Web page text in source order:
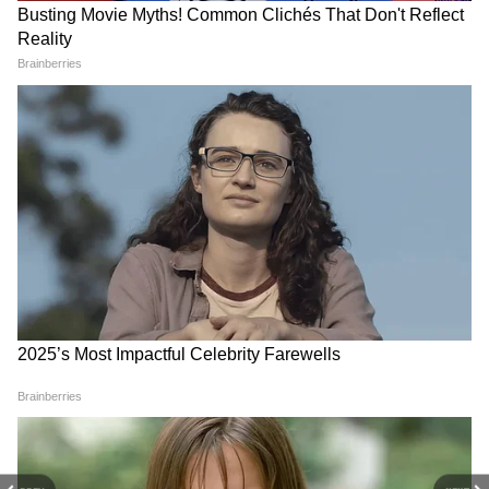
View post on Instagram
DOWNLOAD APP